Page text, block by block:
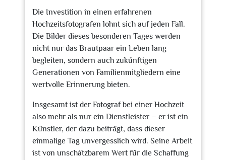
Die Investition in einen erfahrenen
Hochzeitsfotografen lohnt sich auf jeden Fall.
Die Bilder dieses besonderen Tages werden
nicht nur das Brautpaar ein Leben lang
begleiten, sondern auch zukünftigen
Generationen von Familienmitgliedern eine
wertvolle Erinnerung bieten.
Insgesamt ist der Fotograf bei einer Hochzeit
also mehr als nur ein Dienstleister – er ist ein
Künstler, der dazu beiträgt, dass dieser
einmalige Tag unvergesslich wird. Seine Arbeit
ist von unschätzbarem Wert für die Schaffung